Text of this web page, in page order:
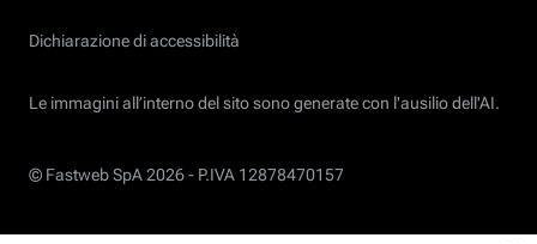
Dichiarazione di accessibilità
Le immagini all’interno del sito sono generate con l'ausilio dell'AI.
© Fastweb SpA 2026 - P.IVA 12878470157